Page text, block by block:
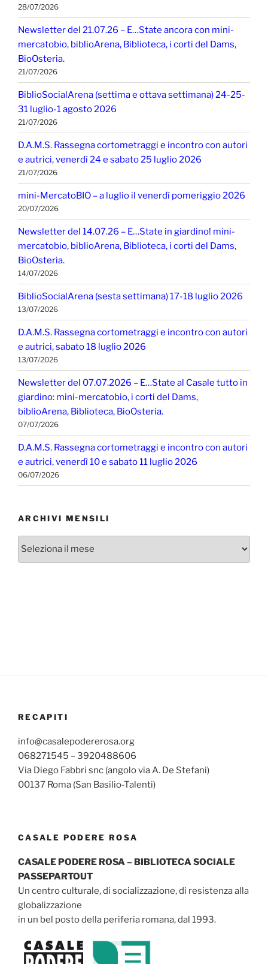
28/07/2026
Newsletter del 21.07.26 – E…State ancora con mini-
mercatobio, biblioArena, Biblioteca, i corti del Dams,
BioOsteria.
21/07/2026
BiblioSocialArena (settima e ottava settimana) 24-25-
31 luglio-1 agosto 2026
21/07/2026
D.A.M.S. Rassegna cortometraggi e incontro con autori
e autrici, venerdì 24 e sabato 25 luglio 2026
21/07/2026
mini-MercatoBIO – a luglio il venerdì pomeriggio 2026
20/07/2026
Newsletter del 14.07.26 – E…State in giardino! mini-
mercatobio, biblioArena, Biblioteca, i corti del Dams,
BioOsteria.
14/07/2026
BiblioSocialArena (sesta settimana) 17-18 luglio 2026
13/07/2026
D.A.M.S. Rassegna cortometraggi e incontro con autori
e autrici, sabato 18 luglio 2026
13/07/2026
Newsletter del 07.07.2026 – E…State al Casale tutto in
giardino: mini-mercatobio, i corti del Dams,
biblioArena, Biblioteca, BioOsteria.
07/07/2026
D.A.M.S. Rassegna cortometraggi e incontro con autori
e autrici, venerdì 10 e sabato 11 luglio 2026
06/07/2026
ARCHIVI MENSILI
Archivi
RECAPITI
info@casalepodererosa.org
068271545 – 3920488606
Via Diego Fabbri snc (angolo via A. De Stefani)
00137 Roma (San Basilio-Talenti)
CASALE PODERE ROSA
CASALE PODERE ROSA – BIBLIOTECA SOCIALE
PASSEPARTOUT
Un centro culturale, di socializzazione, di resistenza alla
globalizzazione
in un bel posto della periferia romana, dal 1993.